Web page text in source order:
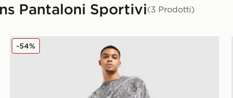
Pantaloni Sportivi(3 Prodotti)
Unlike Humans Pantaloni della tuta Wessex
-54%